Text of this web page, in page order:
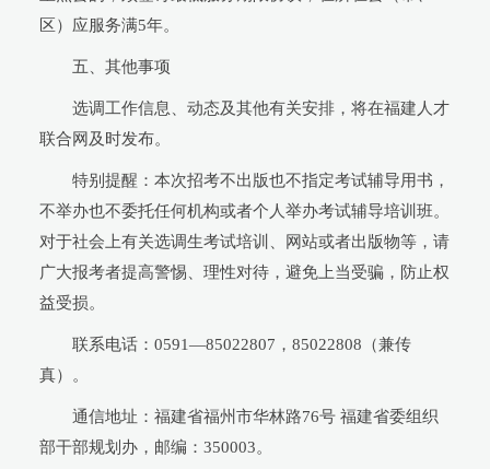
区）应服务满5年。
五、其他事项
选调工作信息、动态及其他有关安排，将在福建人才
联合网及时发布。
特别提醒：本次招考不出版也不指定考试辅导用书，
不举办也不委托任何机构或者个人举办考试辅导培训班。
对于社会上有关选调生考试培训、网站或者出版物等，请
广大报考者提高警惕、理性对待，避免上当受骗，防止权
益受损。
联系电话：0591—85022807，85022808（兼传
真）。
通信地址：福建省福州市华林路76号 福建省委组织
部干部规划办，邮编：350003。